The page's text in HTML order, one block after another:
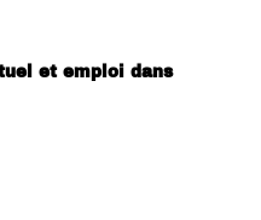
et emploi dans